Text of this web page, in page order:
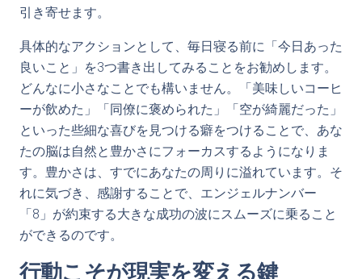
引き寄せます。
具体的なアクションとして、毎日寝る前に「今日あった
良いこと」を3つ書き出してみることをお勧めします。
どんなに小さなことでも構いません。「美味しいコーヒ
ーが飲めた」「同僚に褒められた」「空が綺麗だった」
といった些細な喜びを見つける癖をつけることで、あな
たの脳は自然と豊かさにフォーカスするようになりま
す。豊かさは、すでにあなたの周りに溢れています。そ
れに気づき、感謝することで、エンジェルナンバー
「8」が約束する大きな成功の波にスムーズに乗ること
ができるのです。
行動こそが現実を変える鍵